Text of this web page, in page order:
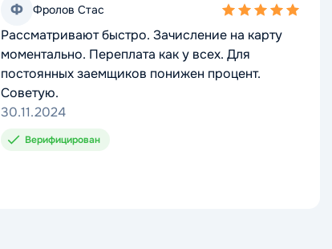
Ф Фролов Стас
5,0
rating
Рассматривают быстро. Зачисление на карту
моментально. Переплата как у всех. Для
постоянных заемщиков понижен процент.
Советую.
30.11.2024
Верифицирован